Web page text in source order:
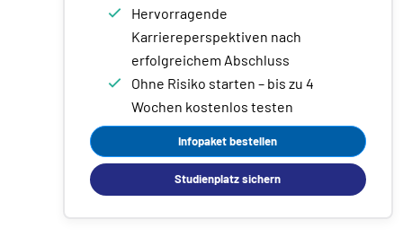
Hervorragende
Karriereperspektiven nach
erfolgreichem Abschluss
Ohne Risiko starten – bis zu 4
Wochen kostenlos testen
Infopaket bestellen
Studienplatz sichern